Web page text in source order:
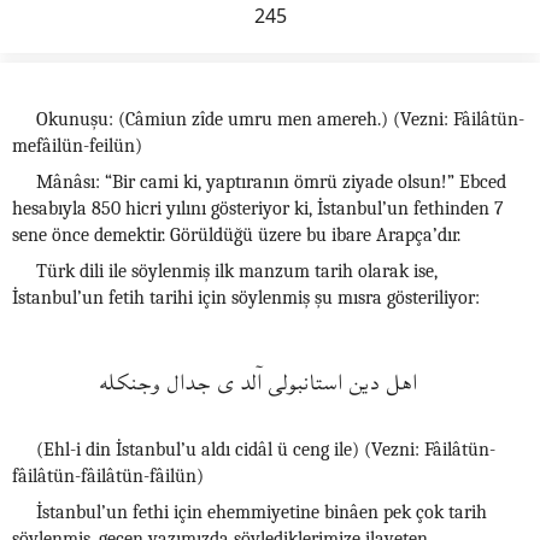
245
Okunuşu: (Câmiun zîde umru men amereh.) (Vezni: Fâilâtün-
mefâilün-feilün)
Mânâsı: “Bir cami ki, yaptıranın ömrü ziyade olsun!” Ebced
hesabıyla 850 hicri yılını gösteriyor ki, İstanbul’un fethinden 7
sene önce demektir. Görüldüğü üzere bu ibare Arapça’dır.
Türk dili ile söylenmiş ilk manzum tarih olarak ise,
İstanbul’un fetih tarihi için söylenmiş şu mısra gösteriliyor:
اهل دين استانبولى اۤلدى جدال وجنكله
(Ehl-i din İstanbul’u aldı cidâl ü ceng ile) (Vezni: Fâilâtün-
fâilâtün-fâilâtün-fâilün)
İstanbul’un fethi için ehemmiyetine binâen pek çok tarih